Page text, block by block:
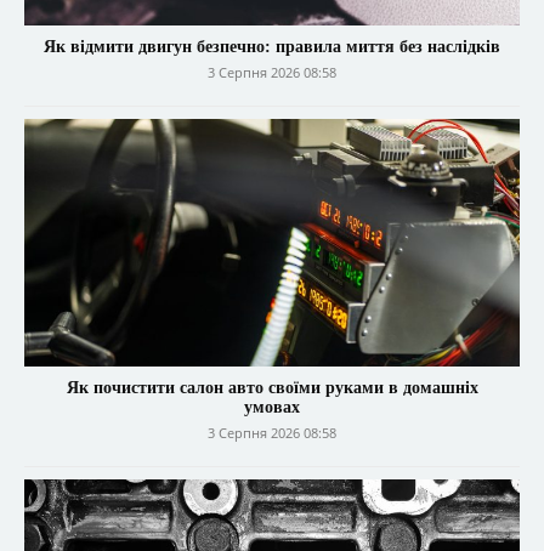
Як відмити двигун безпечно: правила миття без наслідків
3 Серпня 2026 08:58
Як почистити салон авто своїми руками в домашніх
умовах
3 Серпня 2026 08:58